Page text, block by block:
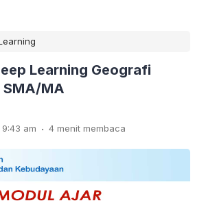
Learning Geografi
SMA/MA
am . 4 menit membaca